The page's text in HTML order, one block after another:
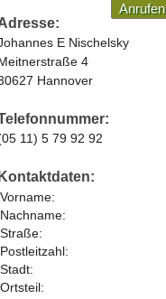
Anrufen
E Nischelsky
4
Hannover
11) 5 79 92 92
Kontaktdaten:
Vorname:
Nachname:
Straße:
Postleitzahl:
Stadt:
Ortsteil: